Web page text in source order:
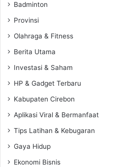
Badminton
Provinsi
Olahraga & Fitness
Berita Utama
Investasi & Saham
HP & Gadget Terbaru
Kabupaten Cirebon
Aplikasi Viral & Bermanfaat
Tips Latihan & Kebugaran
Gaya Hidup
Ekonomi Bisnis